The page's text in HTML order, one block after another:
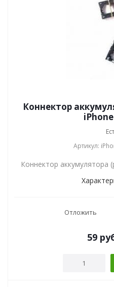
Коннектор
Артикул:
Коннектор аккумулятора
Отложить
59